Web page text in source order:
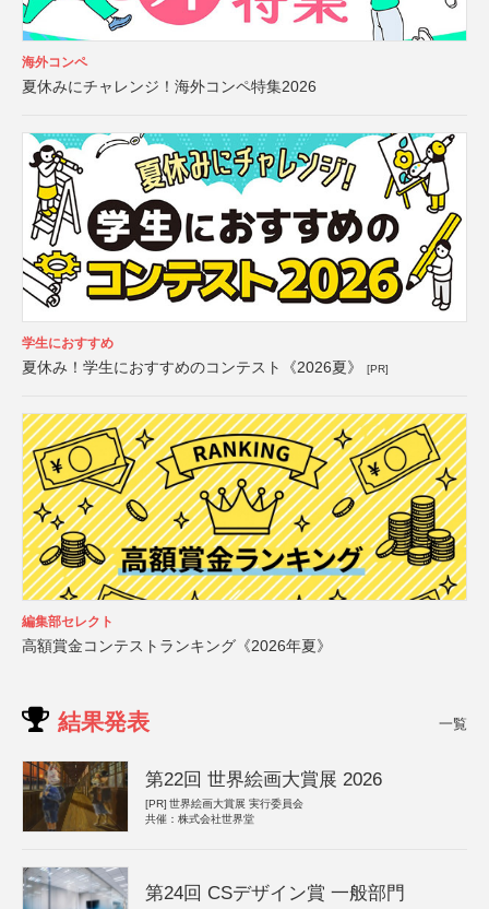
海外コンペ
夏休みにチャレンジ！海外コンペ特集2026
学生におすすめ
夏休み！学生におすすめのコンテスト《2026夏》 [PR]
編集部セレクト
高額賞金コンテストランキング《2026年夏》
結果発表 一覧
第22回 世界絵画大賞展 2026
[PR] 世界絵画大賞展 実行委員会
共催：株式会社世界堂
第24回 CSデザイン賞 一般部門